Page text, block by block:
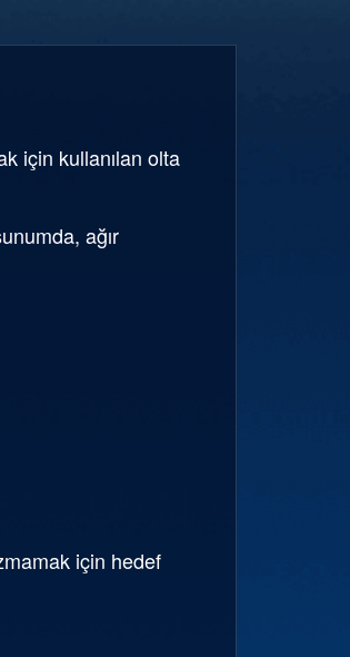
için kullanılan olta
ağır
için hedef